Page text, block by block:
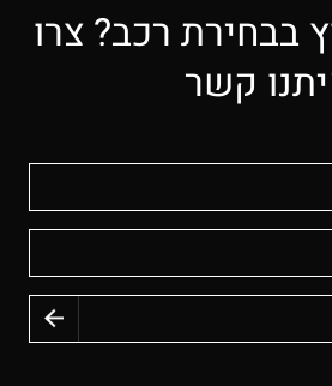
בבחירת רכב? צרו
קשר